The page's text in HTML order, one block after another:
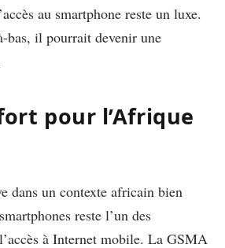
au smartphone reste un luxe.
bas, il pourrait devenir une
pour l’Afrique
dans un contexte africain bien
reste l’un des
à Internet mobile. La GSMA